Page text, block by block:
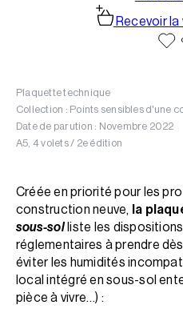
Recevoir la
Plaquette technique
Collection : Points sensibles d'une
Date de parution : Novembre 2022
A5, 4 volets / 2e édition
Créée en priorité pour les
construction neuve,
la
sous-solliste les
réglementaires à prendre
éviter les humidités
local intégré en sous-sol
pièce à vivre…) :